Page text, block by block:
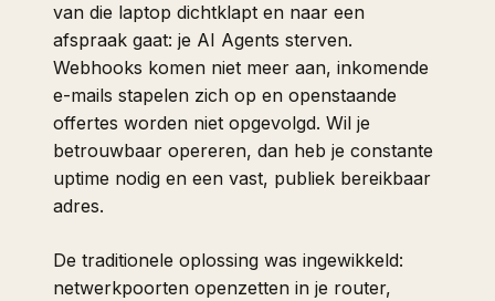
van die laptop dichtklapt en naar een
afspraak gaat: je AI Agents sterven.
Webhooks komen niet meer aan, inkomende
e-mails stapelen zich op en openstaande
offertes worden niet opgevolgd. Wil je
betrouwbaar opereren, dan heb je constante
uptime nodig en een vast, publiek bereikbaar
adres.
De traditionele oplossing was ingewikkeld:
netwerkpoorten openzetten in je router,